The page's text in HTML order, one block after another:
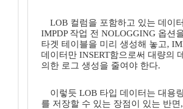
LOB 컬럼을 포함하고 있는 데이
IMPDP 작업 전 NOLOGGING 옵션
타겟 테이블을 미리 생성해 놓고,
데이터만 INSERT함으로써 대량의
의한 로그 생성을 줄여야 한다.
이렇듯 LOB 타입 데이터는 대용
를 저장할 수 있는 장점이 있는 반면,